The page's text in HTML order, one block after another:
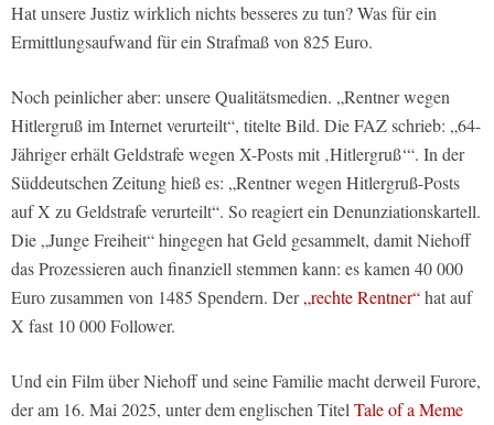
Hat unsere Justiz wirklich nichts besseres zu tun? Was für ein
Ermittlungsaufwand für ein Strafmaß von 825 Euro.
Noch peinlicher aber: unsere Qualitätsmedien. „Rentner wegen
Hitlergruß im Internet verurteilt“, titelte Bild. Die FAZ schrieb: „64-
Jähriger erhält Geldstrafe wegen X-Posts mit ‚Hitlergruß‘“. In der
Süddeutschen Zeitung hieß es: „Rentner wegen Hitlergruß-Posts
auf X zu Geldstrafe verurteilt“. So reagiert ein Denunziationskartell.
Die „Junge Freiheit“ hingegen hat Geld gesammelt, damit Niehoff
das Prozessieren auch finanziell stemmen kann: es kamen 40 000
Euro zusammen von 1485 Spendern. Der„rechte Rentner“hat auf
X fast 10 000 Follower.
Und ein Film über Niehoff und seine Familie macht derweil Furore,
der am 16. Mai 2025, unter dem englischen TitelTale of a Meme